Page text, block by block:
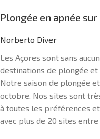
Plongée en apnée
Norberto Diver
Les Açores sont sans
destinations de plongée et
Notre saison de plongée
octobre. Nos sites sont
à toutes les préférences et
avec plus de 20 sites